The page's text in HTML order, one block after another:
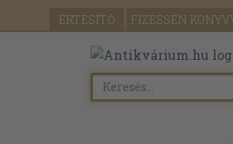
ÉRTESÍTŐ FIZESSEN